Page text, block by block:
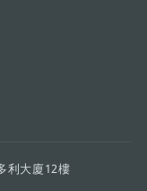
利大廈12樓